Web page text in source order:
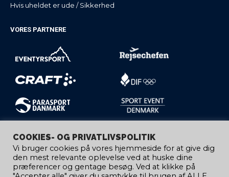
Hvis uheldet er ude / Sikkerhed
VORES PARTNERE
COOKIES- OG PRIVATLIVSPOLITIK
Vi bruger cookies på vores hjemmeside for at give dig
den mest relevante oplevelse ved at huske dine
præferencer og gentage besøg. Ved at klikke på